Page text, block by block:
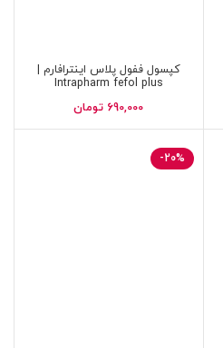
کپسول ففول پلاس اینترافارم |
Intrapharm fefol plus
690,000 تومان
-20%